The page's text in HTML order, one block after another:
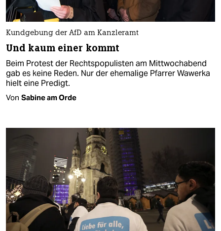
Kundgebung der AfD am Kanzleramt
Und kaum einer kommt
Beim Protest der Rechtspopulisten am Mittwochabend
gab es keine Reden. Nur der ehemalige Pfarrer Wawerka
hielt eine Predigt.
Von Sabine am Orde